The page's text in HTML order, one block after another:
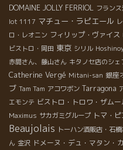
DOMAINE JOLLY FERRIOL フラン
lot 1117 マチュー・ラピエール
ロ・レオニン フィリップ・ヴァイス
ビストロ・岡田 東京 シリル
赤間さん、藤山さん キタノセ店のシェ
Catherine Vergé Mitani-san 銀座
ブ Tam Tam アコワボン Tarragona
エモンテ ビストロ・トロワ・ザムー
Maximus サカガミグループ トマ・ピ
Beaujolais トーハン酒販店・石
ん 金沢 ドメーヌ・デュ・マタン・